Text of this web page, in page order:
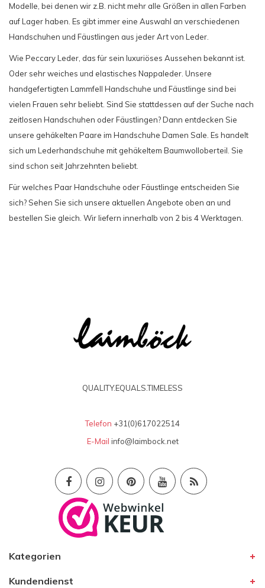
Modelle, bei denen wir z.B. nicht mehr alle Größen in allen Farben
auf Lager haben. Es gibt immer eine Auswahl an verschiedenen
Handschuhen und Fäustlingen aus jeder Art von Leder.
Wie Peccary Leder, das für sein luxuriöses Aussehen bekannt ist.
Oder sehr weiches und elastisches Nappaleder. Unsere
handgefertigten Lammfell Handschuhe und Fäustlinge sind bei
vielen Frauen sehr beliebt. Sind Sie stattdessen auf der Suche nach
zeitlosen Handschuhen oder Fäustlingen? Dann entdecken Sie
unsere gehäkelten Paare im Handschuhe Damen Sale. Es handelt
sich um Lederhandschuhe mit gehäkeltem Baumwolloberteil. Sie
sind schon seit Jahrzehnten beliebt.
Für welches Paar Handschuhe oder Fäustlinge entscheiden Sie
sich? Sehen Sie sich unsere aktuellen Angebote oben an und
bestellen Sie gleich. Wir liefern innerhalb von 2 bis 4 Werktagen.
QUALITY.EQUALS.TIMELESS
Telefon +31(0)617022514
E-Mail info@laimbock.net
Kategorien
Kundendienst